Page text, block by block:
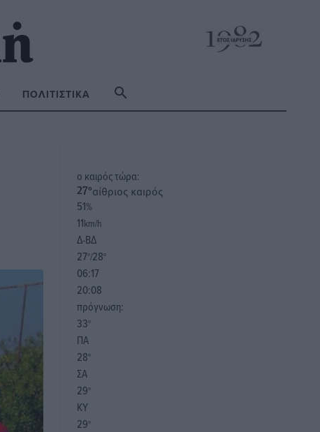
ΠΟΛΙΤΙΣΤΙΚΆ
o καιρός τώρα:
27°αίθριος καιρός
51%
11km/h
Δ-ΒΔ
27°/28°
06:17
20:08
πρόγνωση:
33°
ΠΑ
28°
ΣΑ
29°
ΚΥ
29°